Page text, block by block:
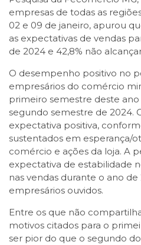
empresas de todas as
02 e 09 de janeiro, apurou
as expectativas de vendas
de 2024 e 42,8% não
O desempenho positivo no
empresários do comércio
primeiro semestre deste
segundo semestre de 2024.
expectativa positiva,
sustentados em esperança/
comércio e ações da loja. A
expectativa de estabilidade
nas vendas durante o ano de
empresários ouvidos.
Entre os que não
motivos citados para o
ser pior do que o segundo